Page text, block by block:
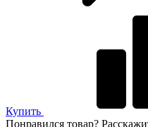
Купить
Понравился товар?